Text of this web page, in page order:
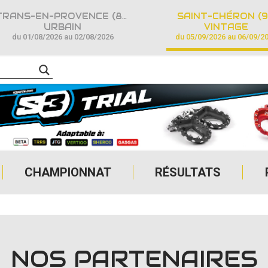
CHAMPIONNAT RÉSULTATS
TRANS-EN-PROVENCE (83)
URBAIN
du 01/08/2026 au 02/08/2026
SAINT-CHÉRON
VINTAGE
du 05/09/2026 au 06/09/
NOS PARTENAIRES